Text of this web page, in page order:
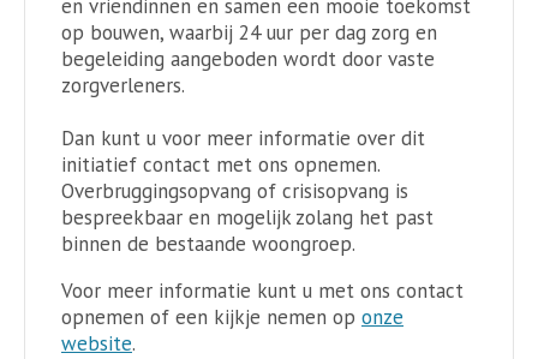
en vriendinnen en samen een mooie toekomst
op bouwen, waarbij 24 uur per dag zorg en
begeleiding aangeboden wordt door vaste
zorgverleners.
Dan kunt u voor meer informatie over dit
initiatief contact met ons opnemen.
Overbruggingsopvang of crisisopvang is
bespreekbaar en mogelijk zolang het past
binnen de bestaande woongroep.
Voor meer informatie kunt u met ons contact
opnemen of een kijkje nemen op onze
website.